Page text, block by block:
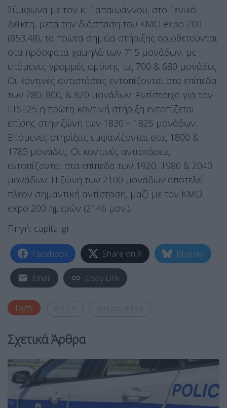
Σύμφωνα με τον κ. Παπαϊωάννου, στο Γενικό
Δείκτη, μετά την διάσπαση του ΚΜΟ expo 200
(853,48), τα πρώτα σημεία στήριξης οριοθετούνται
στα πρόσφατα χαμηλά των 715 μονάδων, με
επόμενες γραμμές αμύνης τις 700 & 680 μονάδες.
Οι κοντινές αντιστάσεις εντοπίζονται στα επίπεδα
των 780, 800, & 820 μονάδων. Αντίστοιχα για τον
FTSE25 η πρώτη κοντινή στήριξη εντοπίζεται
επίσης στην ζώνη των 1830 – 1825 μονάδων.
Επόμενες στηρίξεις εμφανίζονται στις 1800 &
1785 μονάδες. Οι κοντινές αντιστάσεις
εντοπίζονται στα επίπεδα των 1920, 1980 & 2040
μονάδων. Η ζώνη των 2100 μονάδων αποτελεί
πλέον σημαντική αντίσταση, μαζί με τον ΚΜΟ
expo 200 ημερών (2146 μον.).
Πηγή: capital.gr
Facebook Share on X Bluesky
Email Copy Link
Tags:
Σχετικά Άρθρα